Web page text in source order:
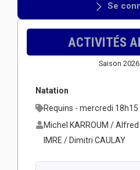
Se
ACTIVITÉS
Saison
Natation
Requins - mercredi 18h15
Michel KARROUM /
IMRE / Dimitri CAULAY